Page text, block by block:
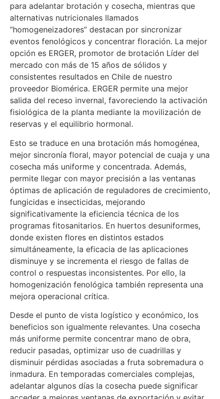
para adelantar brotación y cosecha, mientras que
alternativas nutricionales llamados
“homogeneizadores” destacan por sincronizar
eventos fenológicos y concentrar floración. La mejor
opción es ERGER, promotor de brotación Líder del
mercado con más de 15 años de sólidos y
consistentes resultados en Chile de nuestro
proveedor Biomérica. ERGER permite una mejor
salida del receso invernal, favoreciendo la activación
fisiológica de la planta mediante la movilización de
reservas y el equilibrio hormonal.
Esto se traduce en una brotación más homogénea,
mejor sincronía floral, mayor potencial de cuaja y una
cosecha más uniforme y concentrada. Además,
permite llegar con mayor precisión a las ventanas
óptimas de aplicación de reguladores de crecimiento,
fungicidas e insecticidas, mejorando
significativamente la eficiencia técnica de los
programas fitosanitarios. En huertos desuniformes,
donde existen flores en distintos estados
simultáneamente, la eficacia de las aplicaciones
disminuye y se incrementa el riesgo de fallas de
control o respuestas inconsistentes. Por ello, la
homogenización fenológica también representa una
mejora operacional crítica.
Desde el punto de vista logístico y económico, los
beneficios son igualmente relevantes. Una cosecha
más uniforme permite concentrar mano de obra,
reducir pasadas, optimizar uso de cuadrillas y
disminuir pérdidas asociadas a fruta sobremadura o
inmadura. En temporadas comerciales complejas,
adelantar algunos días la cosecha puede significar